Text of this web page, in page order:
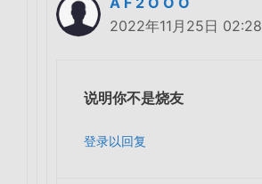
2022年11月25日 02:28
说明你不是烧友
登录以回复